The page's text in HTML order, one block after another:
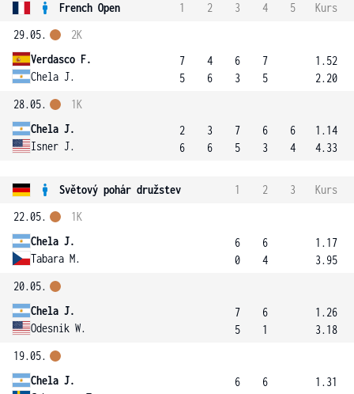
French Open 1 2 3 4 5
Kurs
29.05.
Verdasco F.
Chela J.
2K
7
5
4
6
6
3
7
5
1.52
2.20
28.05.
Chela J.
Isner J.
1K
2
6
3
6
7
5
6
3
6
4
1.14
4.33
Světový pohár družstev 1 2 3
Kurs
22.05.
Chela J.
Tabara M.
1K
6
0
6
4
1.17
3.95
20.05.
Chela J.
Odesnik W.
7
5
6
1
1.26
3.18
19.05.
Chela J.
6
6
1.31